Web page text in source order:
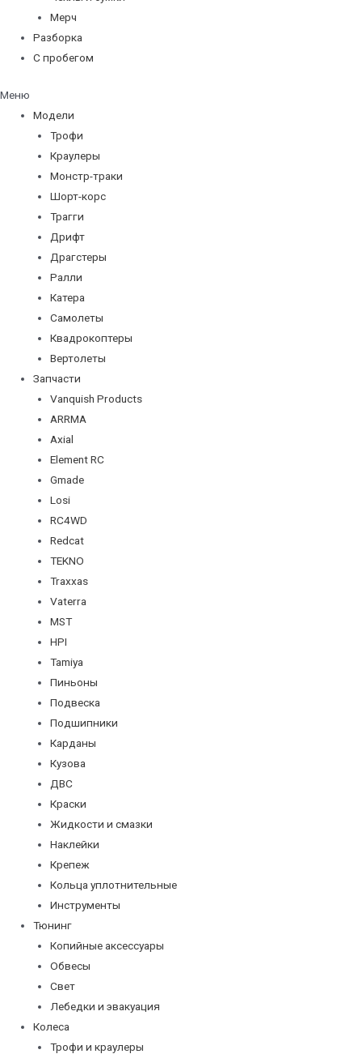
Мерч
Разборка
С пробегом
Меню
Модели
Трофи
Краулеры
Монстр-траки
Шорт-корс
Трагги
Дрифт
Драгстеры
Ралли
Катера
Самолеты
Квадрокоптеры
Вертолеты
Запчасти
Vanquish Products
ARRMA
Axial
Element RC
Gmade
Losi
RC4WD
Redcat
TEKNO
Traxxas
Vaterra
MST
HPI
Tamiya
Пиньоны
Подвеска
Подшипники
Карданы
Кузова
ДВС
Краски
Жидкости и смазки
Наклейки
Крепеж
Кольца уплотнительные
Инструменты
Тюнинг
Копийные аксессуары
Обвесы
Свет
Лебедки и эвакуация
Колеса
Трофи и краулеры